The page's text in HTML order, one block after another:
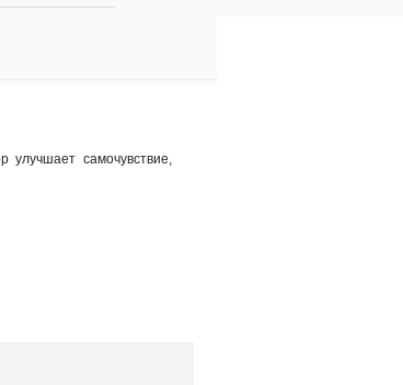
самочувствие,